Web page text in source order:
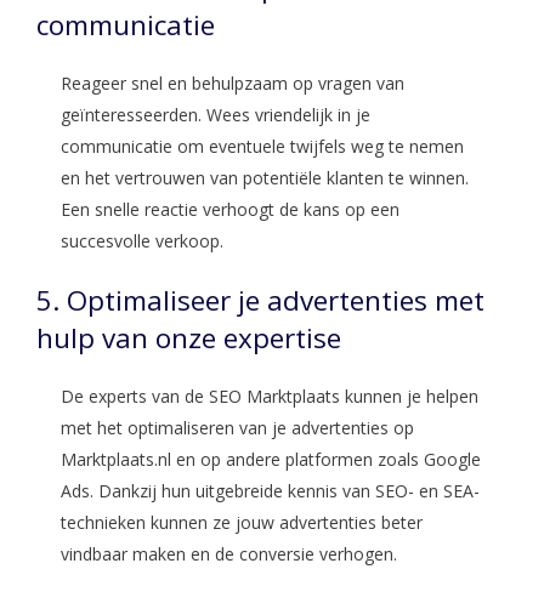
communicatie
Reageer snel en behulpzaam op vragen van
geïnteresseerden. Wees vriendelijk in je
communicatie om eventuele twijfels weg te nemen
en het vertrouwen van potentiële klanten te winnen.
Een snelle reactie verhoogt de kans op een
succesvolle verkoop.
5. Optimaliseer je advertenties met
hulp van onze expertise
De experts van de SEO Marktplaats kunnen je helpen
met het optimaliseren van je advertenties op
Marktplaats.nl en op andere platformen zoals Google
Ads. Dankzij hun uitgebreide kennis van SEO- en SEA-
technieken kunnen ze jouw advertenties beter
vindbaar maken en de conversie verhogen.